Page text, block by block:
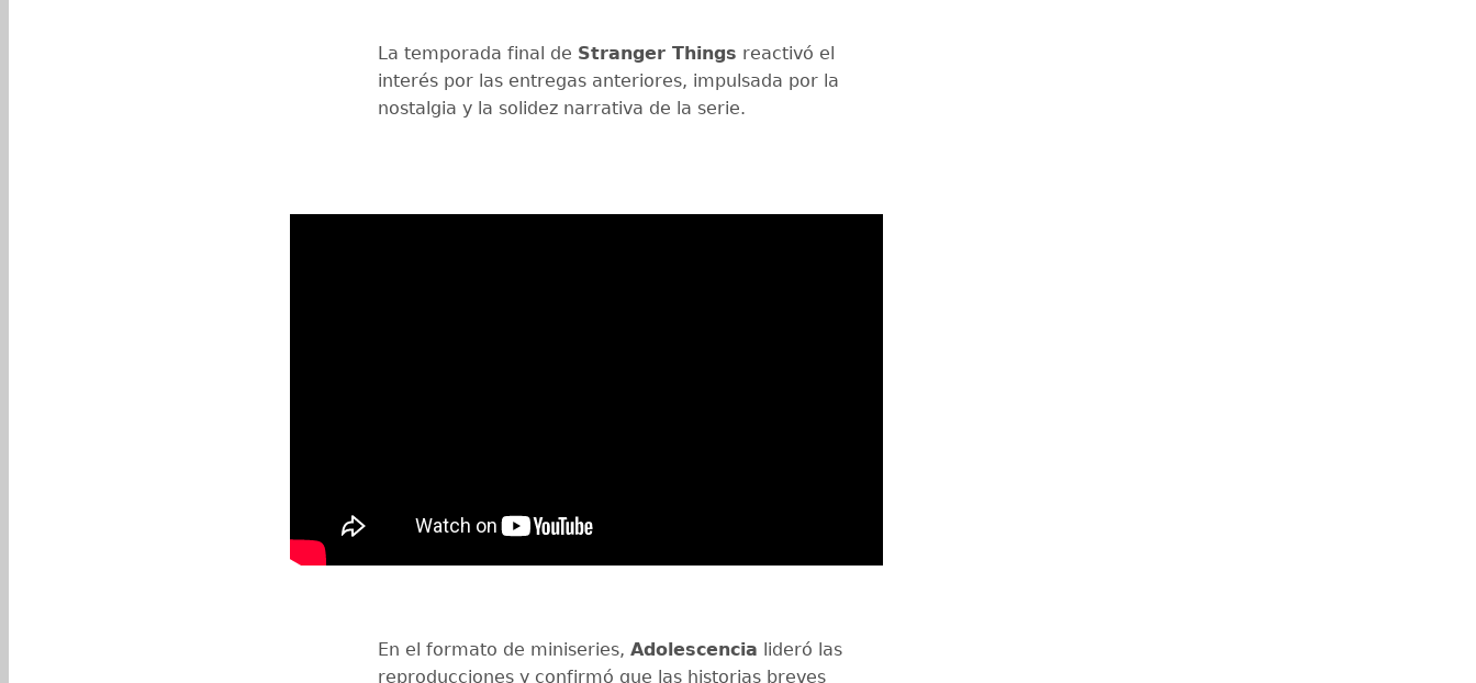
La temporada final de Stranger Things reactivó el
interés por las entregas anteriores, impulsada por la
nostalgia y la solidez narrativa de la serie.
En el formato de miniseries, Adolescencia lideró las
reproducciones y confirmó que las historias breves